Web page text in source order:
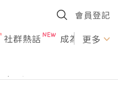
會員登記
社群熱話 成為U更多